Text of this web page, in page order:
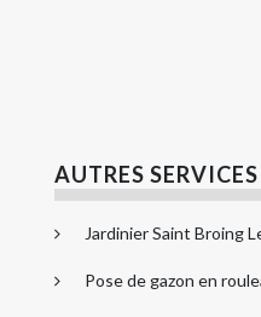
AUTRES SERVICES
Jardinier Saint Broing
Pose de gazon en